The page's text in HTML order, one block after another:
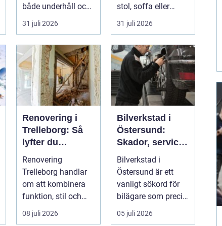
både underhåll och
renovering. Färg,
rost, smu...
31 juli 2026
stol, soffa eller
fåtölj slängas,
säljas billi...
31 juli 2026
Renovering i
Trelleborg: Så
lyfter du
hemmet på ett
smart sätt
Renovering
Trelleborg handlar
om att kombinera
funktion, stil och
långsiktig ekonomi i
samma p...
08 juli 2026
Bilverkstad i
Östersund:
Skador, service
och smarta val
för din bil
Bilverkstad i
Östersund är ett
vanligt sökord för
bilägare som precis
f&ari...
05 juli 2026